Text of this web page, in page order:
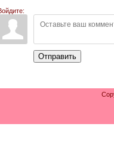
Отправить